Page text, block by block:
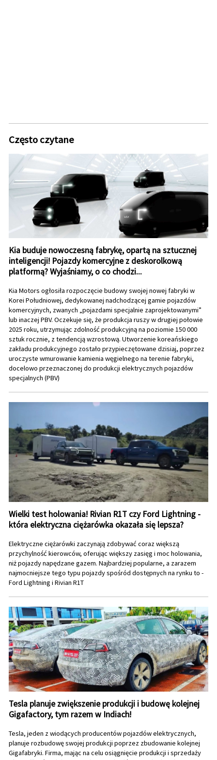
Często czytane
Kia buduje nowoczesną fabrykę, opartą na sztucznej
inteligencji! Pojazdy komercyjne z deskorolkową
platformą? Wyjaśniamy, o co chodzi...
Kia Motors ogłosiła rozpoczęcie budowy swojej nowej fabryki w
Korei Południowej, dedykowanej nadchodzącej gamie pojazdów
komercyjnych, zwanych „pojazdami specjalnie zaprojektowanymi”
lub inaczej PBV. Oczekuje się, że produkcja ruszy w drugiej połowie
2025 roku, utrzymując zdolność produkcyjną na poziomie 150 000
sztuk rocznie, z tendencją wzrostową. Utworzenie koreańskiego
zakładu produkcyjnego zostało przypieczętowane dzisiaj, poprzez
uroczyste wmurowanie kamienia węgielnego na terenie fabryki,
docelowo przeznaczonej do produkcji elektrycznych pojazdów
specjalnych (PBV)
Wielki test holowania! Rivian R1T czy Ford Lightning -
która elektryczna ciężarówka okazała się lepsza?
Elektryczne ciężarówki zaczynają zdobywać coraz większą
przychylność kierowców, oferując większy zasięg i moc holowania,
niż pojazdy napędzane gazem. Najbardziej popularne, a zarazem
najmocniejsze tego typu pojazdy spośród dostępnych na rynku to -
Ford Lightning i Rivian R1T
Tesla planuje zwiększenie produkcji i budowę kolejnej
Gigafactory, tym razem w Indiach!
Tesla, jeden z wiodących producentów pojazdów elektrycznych,
planuje rozbudowę swojej produkcji poprzez zbudowanie kolejnej
Gigafabryki. Firma, mając na celu osiągnięcie produkcji i sprzedaży